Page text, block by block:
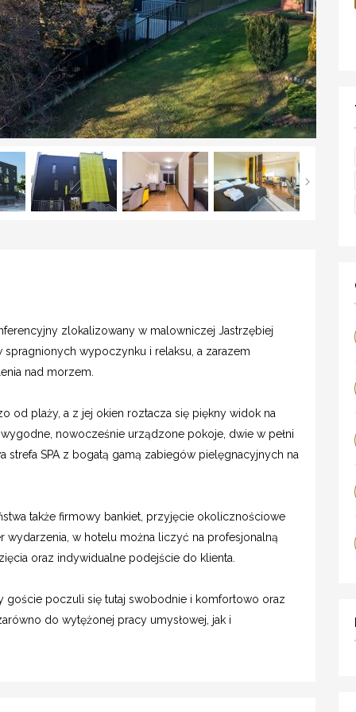
zlokalizowany w malowniczej Jastrzębiej
wypoczynku i relaksu, a zarazem
nad morzem.
od plaży, a z jej okien roztacza się piękny widok na
nowocześnie urządzone pokoje, dwie w pełni
strefa SPA z bogatą gamą zabiegów pielęgnacyjnych na
także firmowy bankiet, przyjęcie okolicznościowe
w hotelu można liczyć na profesjonalną
oraz indywidualne podejście do klienta.
goście poczuli się tutaj swobodnie i komfortowo oraz
do wytężonej pracy umysłowej, jak i